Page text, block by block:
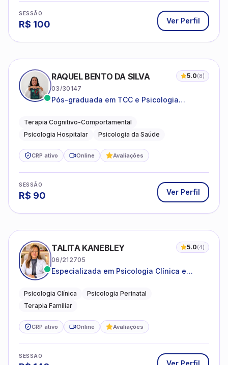
SESSÃO
R$ 100 Ver Perfil
RAQUEL BENTO DA SILVA 5.0(8)
03/30147
Pós-graduada em TCC e Psicologia
Terapia Cognitivo-Comportamental
Psicologia Hospitalar
Psicologia da Saúde
CRP ativo Online Avaliações
SESSÃO
R$ 90 Ver Perfil
TALITA KANEBLEY 5.0(4)
06/212705
Especializada em Psicologia Clínica e
famílias
Psicologia Clínica
Psicologia Perinatal
Terapia Familiar
CRP ativo Online Avaliações
SESSÃO
Ver Perfil